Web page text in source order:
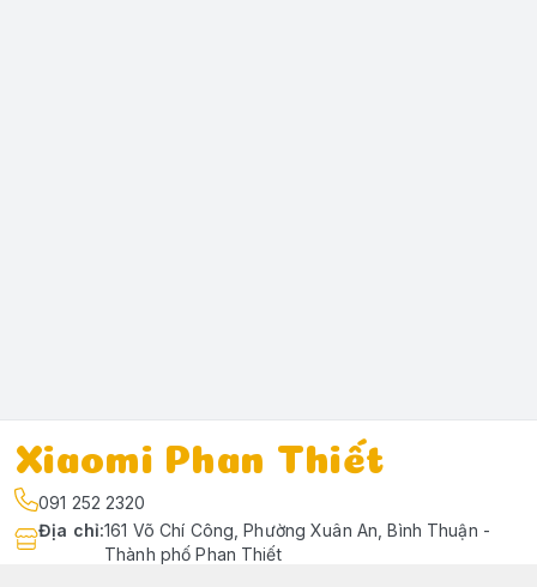
Xiaomi Phan Thiết
091 252 2320
Địa chỉ:161 Võ Chí Công, Phường Xuân An, Bình Thuận -
Thành phố Phan Thiết